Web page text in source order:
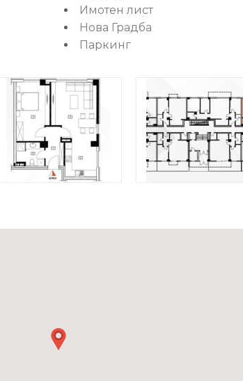
Имотен лист
Нова Градба
Паркинг